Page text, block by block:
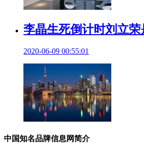
李晶生死倒计时刘立
2020-06-09 00:55:01
中国知名品牌信息网简介